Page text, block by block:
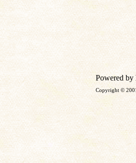
Powered by
Copyright ©